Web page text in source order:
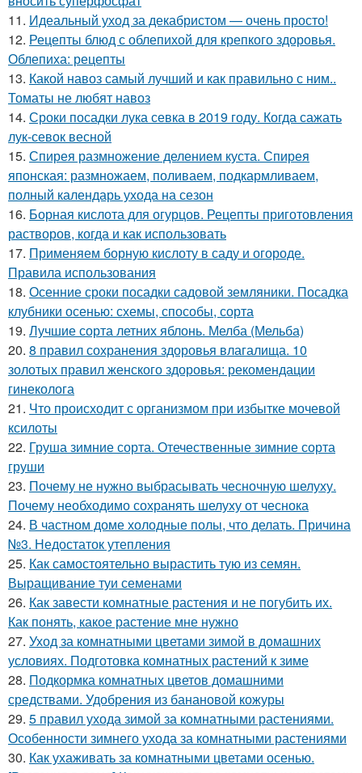
11. Идеальный уход за декабристом — очень просто!
12. Рецепты блюд с облепихой для крепкого здоровья.
Облепиха: рецепты
13. Какой навоз самый лучший и как правильно с ним..
Томаты не любят навоз
14. Сроки посадки лука севка в 2019 году. Когда сажать
лук-севок весной
15. Спирея размножение делением куста. Спирея
японская: размножаем, поливаем, подкармливаем,
полный календарь ухода на сезон
16. Борная кислота для огурцов. Рецепты приготовления
растворов, когда и как использовать
17. Применяем борную кислоту в саду и огороде.
Правила использования
18. Осенние сроки посадки садовой земляники. Посадка
клубники осенью: схемы, способы, сорта
19. Лучшие сорта летних яблонь. Мелба (Мельба)
20. 8 правил сохранения здоровья влагалища. 10
золотых правил женского здоровья: рекомендации
гинеколога
21. Что происходит с организмом при избытке мочевой
ксилоты
22. Груша зимние сорта. Отечественные зимние сорта
груши
23. Почему не нужно выбрасывать чесночную шелуху.
Почему необходимо сохранять шелуху от чеснока
24. В частном доме холодные полы, что делать. Причина
№3. Недостаток утепления
25. Как самостоятельно вырастить тую из семян.
Выращивание туи семенами
26. Как завести комнатные растения и не погубить их.
Как понять, какое растение мне нужно
27. Уход за комнатными цветами зимой в домашних
условиях. Подготовка комнатных растений к зиме
28. Подкормка комнатных цветов домашними
средствами. Удобрения из банановой кожуры
29. 5 правил ухода зимой за комнатными растениями.
Особенности зимнего ухода за комнатными растениями
30. Как ухаживать за комнатными цветами осенью.